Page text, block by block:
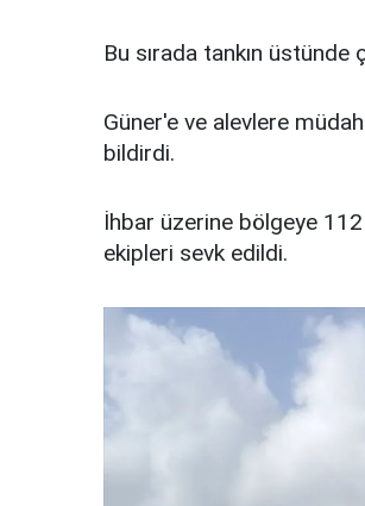
Bu sırada tankın
Güner'e ve alevlere
bildirdi.
İhbar üzerine bölgeye
ekipleri sevk edildi.